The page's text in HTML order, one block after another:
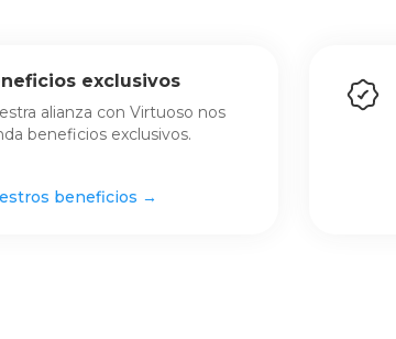
exclusivos
alianza con Virtuoso nos
beneficios exclusivos.
beneficios →